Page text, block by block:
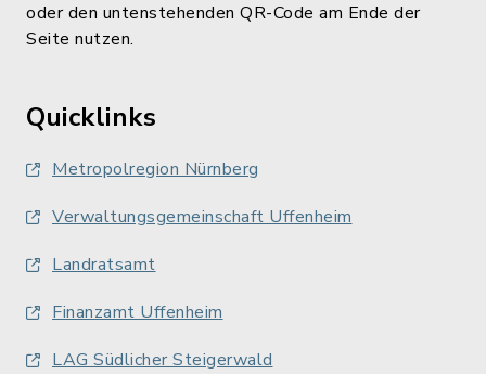
oder den untenstehenden QR-Code am Ende der
Seite nutzen.
Quicklinks
Metropolregion Nürnberg
Verwaltungsgemeinschaft Uffenheim
Landratsamt
Finanzamt Uffenheim
LAG Südlicher Steigerwald